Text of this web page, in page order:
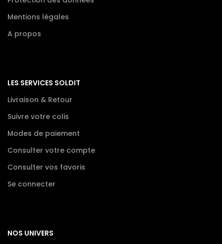
Mentions légales
A propos
LES SERVICES SOLDIT
Livraison & Retour
Suivre votre colis
Modes de paiement
Consulter votre compte
Consulter vos favoris
Se connecter
NOS UNIVERS